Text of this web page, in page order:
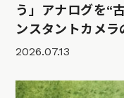
う」アナログを“
ンスタントカメラ
2026.07.13